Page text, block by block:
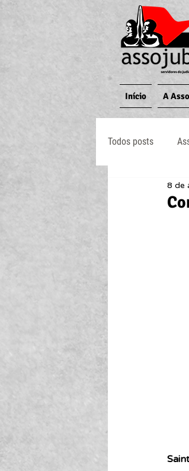
Início A
Todos posts
Jornal O8 de